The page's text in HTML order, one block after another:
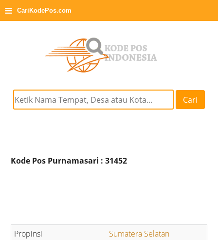
≡ CariKodePos.com
Cari
Kode Pos Purnamasari : 31452
Sumatera Selatan